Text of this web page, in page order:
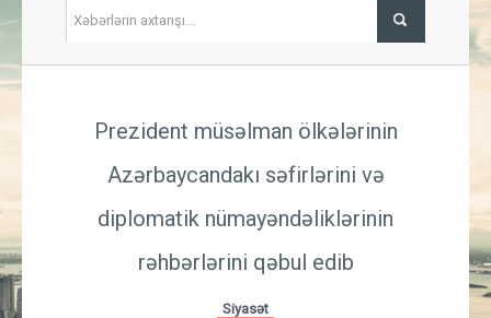
İqtisadiyyat
Hadisə
Prezident müsəlman ölkələrinin
Azərbaycandakı səfirlərini və
diplomatik nümayəndəliklərinin
rəhbərlərini qəbul edib
Siyasət